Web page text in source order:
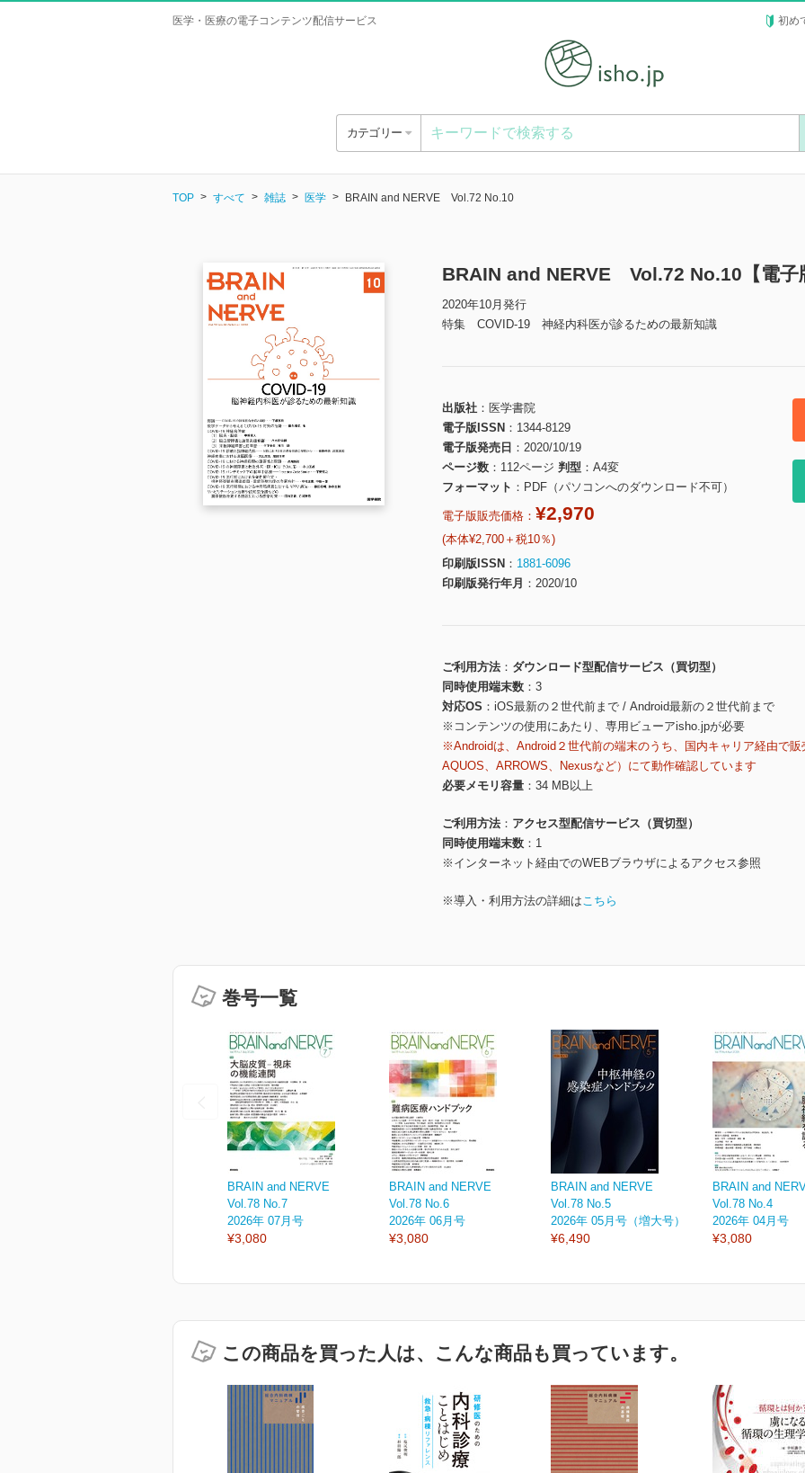
医学・医療の電子コンテンツ配信サービス 初め
カテゴリー
TOP すべて 雑誌 医学 BRAIN and NERVE Vol.72 No.10
BRAIN and NERVE Vol.72 No.10【電子
2020年10月発行
特集 COVID-19 神経内科医が診るための最新知識
出版社
医学書院
電子版ISSN
1344-8129
電子版発売日
2020/10/19
ページ数
112ページ 判型
A4変
フォーマット
PDF（パソコンへのダウンロード不可）
電子版販売価格： ¥2,970
(本体¥2,700＋税10％)
印刷版ISSN
1881-6096
印刷版発行年月
2020/10
ご利用方法
ダウンロード型配信サービス（買切型）
同時使用端末数
3
対応OS
iOS最新の２世代前まで / Android最新の２世代前まで
※コンテンツの使用にあたり、専用ビューアisho.jpが必要
※Androidは、Android２世代前の端末のうち、国内キャリア経由で販
AQUOS、ARROWS、Nexusなど）にて動作確認しています
必要メモリ容量
34 MB以上
ご利用方法
アクセス型配信サービス（買切型）
同時使用端末数
1
※インターネット経由でのWEBブラウザによるアクセス参照
※導入・利用方法の詳細はこちら
巻号一覧
BRAIN and NERVE
Vol.78 No.7
2026年 07月号
¥3,080
BRAIN and NERVE
Vol.78 No.6
2026年 06月号
¥3,080
BRAIN and NERVE
Vol.78 No.5
2026年 05月号（増大号）
¥6,490
BRAIN and
Vol.78 No.4
2026年 04月号
¥3,080
この商品を買った人は、こんな商品も買っています。